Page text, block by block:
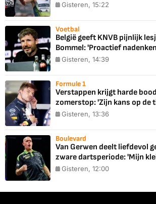
Gisteren, 15:22
Voetbal
België geeft KNVB pijnlijk
Bommel: 'Proactief
Gisteren, 14:39
Formule 1
Verstappen krijgt harde
zomerstop: 'Zijn kans op de
Gisteren, 13:36
Boulevard
Van Gerwen deelt liefdevol
zware dartsperiode: 'Mijn
Gisteren, 12:00